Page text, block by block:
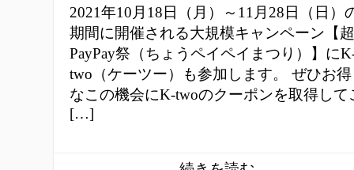
2021年10月18日（月）～11月28日（日）
期間に開催される大規模キャンペーン【超
PayPay祭（ちょうペイペイまつり）】に
two（ケーツー）も参加します。 ぜひお得
なこの機会にK-twoのクーポンを取得して
[…]